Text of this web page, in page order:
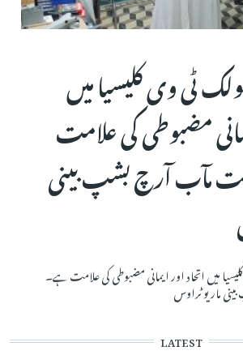
ٹی وی کلیسیا میں
مضبوطی کی علامت
مآب آرچ بشپ بینی
میں اتحاد اور ایمانی مضبوطی کی علامت ہے۔
ماریو ٹراوس
LATEST